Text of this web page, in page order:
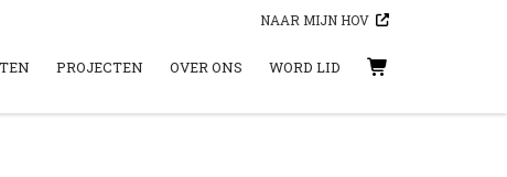
NAAR MIJN HOV
PROJECTEN OVER ONS WORD LID WINKELWAGEN